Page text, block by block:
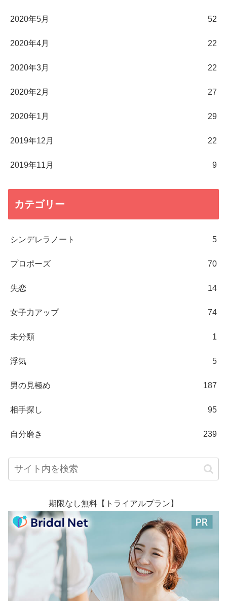
2020年5月 52
2020年4月 22
2020年3月 22
2020年2月 27
2020年1月 29
2019年12月 22
2019年11月 9
カテゴリー
シンデレラノート 5
プロポーズ 70
失恋 14
女子力アップ 74
未分類 1
浮気 5
男の見極め 187
相手探し 95
自分磨き 239
期限なし無料【トライアルプラン】